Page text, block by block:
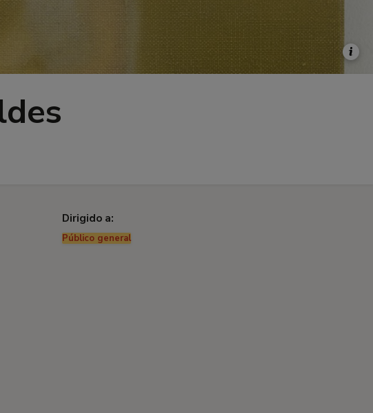
Dirigido a:
Público general